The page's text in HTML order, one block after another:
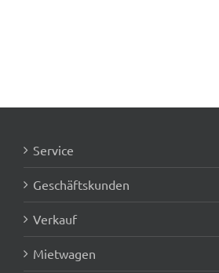
Service
Geschäftskunden
Verkauf
Mietwagen